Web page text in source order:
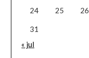
24 25 26
31
« jul